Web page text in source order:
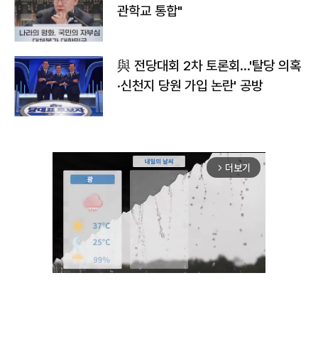
관학교 통합"
與 전당대회 2차 토론회…'탈당 의혹
·신천지 당원 가입 논란' 공방
arrow_forward_ios 더보기